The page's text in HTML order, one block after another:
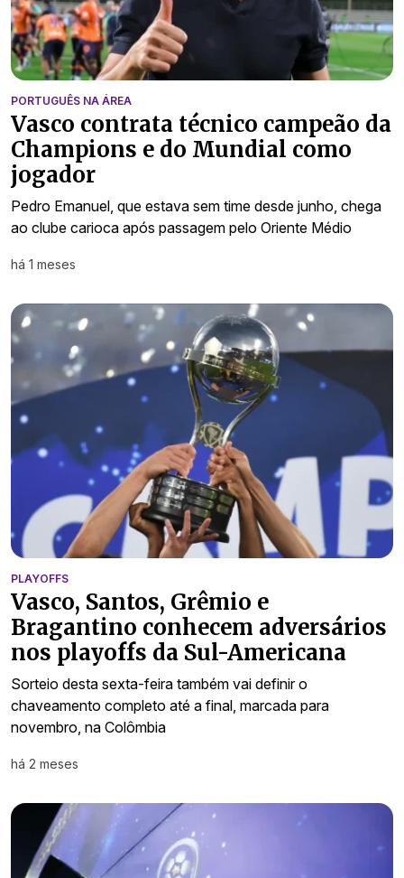
PORTUGUÊS NA ÁREA
Vasco contrata técnico campeão da
Champions e do Mundial como
jogador
Pedro Emanuel, que estava sem time desde junho, chega
ao clube carioca após passagem pelo Oriente Médio
há 1 meses
PLAYOFFS
Vasco, Santos, Grêmio e
Bragantino conhecem adversários
nos playoffs da Sul-Americana
Sorteio desta sexta-feira também vai definir o
chaveamento completo até a final, marcada para
novembro, na Colômbia
há 2 meses